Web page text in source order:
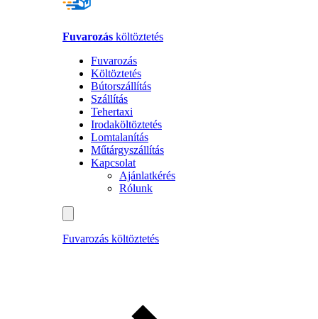
Fuvarozás költöztetés
Fuvarozás
Költöztetés
Bútorszállítás
Szállítás
Tehertaxi
Irodaköltöztetés
Lomtalanítás
Műtárgyszállítás
Kapcsolat
Ajánlatkérés
Rólunk
Fuvarozás költöztetés